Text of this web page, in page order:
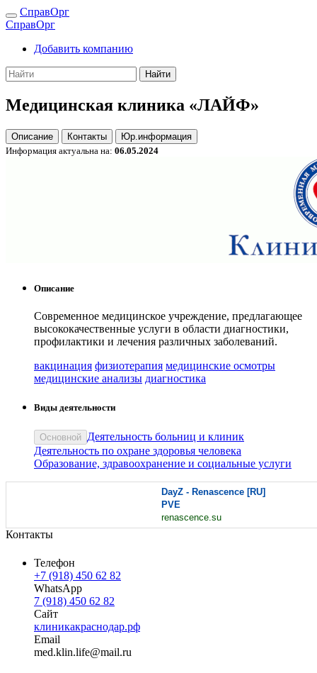
СправОрг
СправОрг
Добавить компанию
Найти
Медицинская клиника «ЛАЙФ»
Описание Контакты
Юр.информация
Информация актуальна на: 06.05.2024
Описание
Современное медицинское учреждение, предлагающее
высококачественные услуги в области диагностики,
профилактики и лечения различных заболеваний.
вакцинация физиотерапия медицинские осмотры
медицинские анализы диагностика
Виды деятельности
Основной Деятельность больниц и клиник
Деятельность по охране здоровья человека
Образование, здравоохранение и социальные услуги
DayZ - Renascence [RU]
PVE
renascence.su
Контакты
Телефон
+7 (918) 450 62 82
WhatsApp
7 (918) 450 62 82
Сайт
клиникакраснодар.рф
Email
med.klin.life@mail.ru